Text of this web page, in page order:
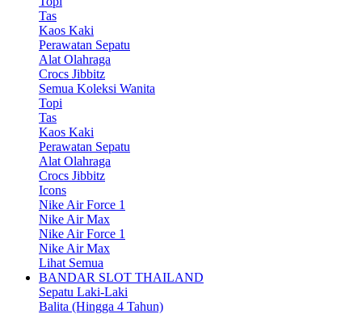
Tas
Kaos Kaki
Perawatan Sepatu
Alat Olahraga
Crocs Jibbitz
Semua Koleksi Wanita
Topi
Tas
Kaos Kaki
Perawatan Sepatu
Alat Olahraga
Crocs Jibbitz
Icons
Nike Air Force 1
Nike Air Max
Nike Air Force 1
Nike Air Max
Lihat Semua
BANDAR SLOT THAILAND
Sepatu Laki-Laki
Balita (Hingga 4 Tahun)